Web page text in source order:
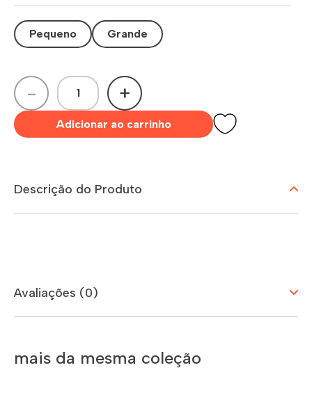
Pequeno Grande
- +
Adicionar ao carrinho
Descrição do Produto
Avaliações (0)
mais da mesma coleção